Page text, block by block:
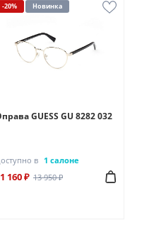
-20% Новинка
GUESS GU 8282 032
в 1 салоне
160 ₽ 13 950 ₽